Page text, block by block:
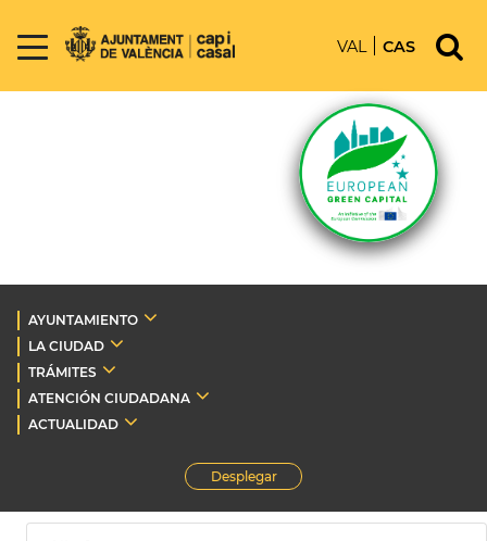
VAL CAS
AYUNTAMIENTO
LA CIUDAD
TRÁMITES
ATENCIÓN CIUDADANA
ACTUALIDAD
Desplegar